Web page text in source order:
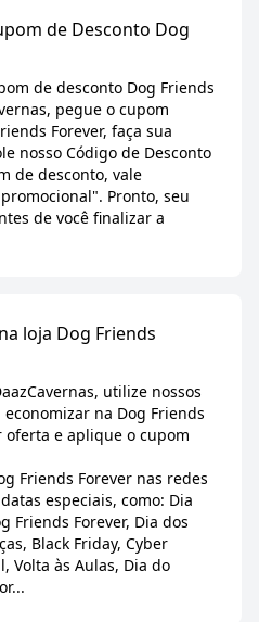
de Desconto Dog
de desconto Dog Friends
pegue o cupom
Forever, faça sua
nosso Código de Desconto
de desconto, vale
Pronto, seu
de você finalizar a
loja Dog Friends
utilize nossos
na Dog Friends
oferta e aplique o cupom
Friends Forever nas redes
especiais, como: Dia
Friends Forever, Dia dos
Black Friday, Cyber
Volta às Aulas, Dia do